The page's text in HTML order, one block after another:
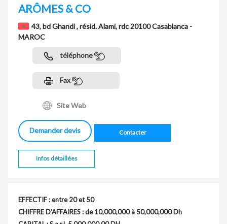
ARÔMES & CO
43, bd Ghandi , résid. Alami, rdc 20100 Casablanca -
MAROC
téléphone
Fax
Site Web
Demander devis Contacter
Infos détaillées
EFFECTIF : entre 20 et 50
CHIFFRE D'AFFAIRES : de 10,000,000 à 50,000,000 Dh